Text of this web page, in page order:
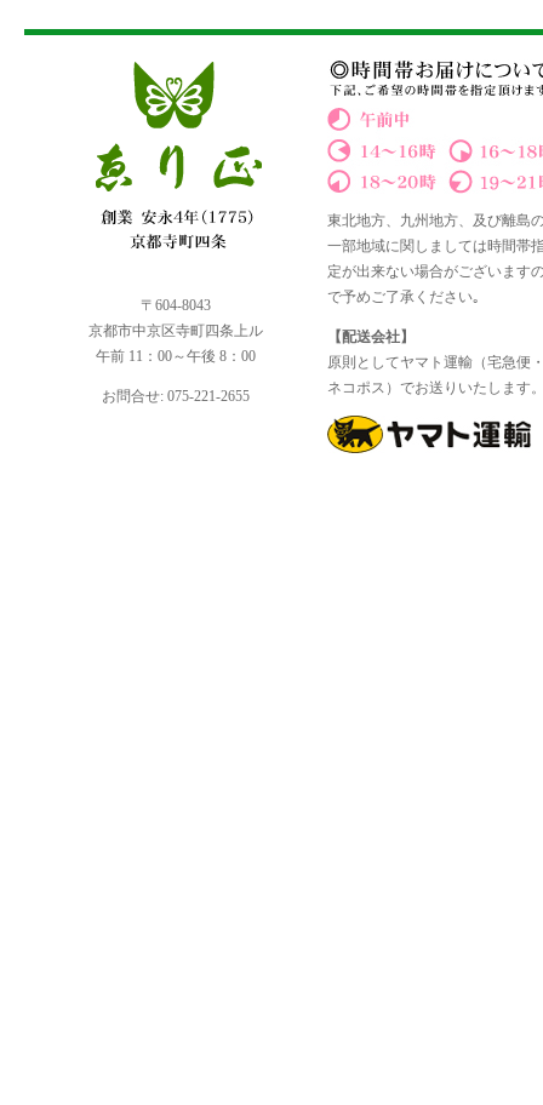
〒604-8043
京都市中京区寺町四条上ル
午前 11：00～午後 8：00
お問合せ: 075-221-2655
東北地方、九州地方、及び離島
一部地域に関しましては時間帯
定が出来ない場合がございます
で予めご了承ください｡
【配送会社】
原則としてヤマト運輸（宅急便
ネコポス）でお送りいたします